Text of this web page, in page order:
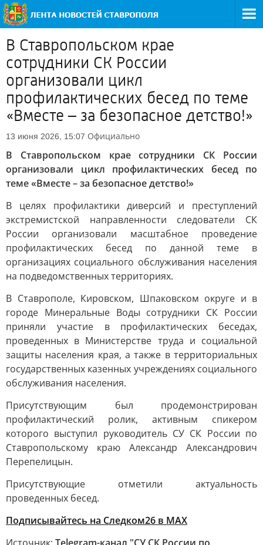
В Ставропольском крае
сотрудники СК России
организовали цикл
профилактических бесед по теме
«Вместе – за безопасное детство!»
13 июня 2026, 15:07 Официально
В Ставропольском крае сотрудники СК России
организовали цикл профилактических бесед по
теме «Вместе – за безопасное детство!»
В целях профилактики диверсий и преступлений
экстремистской направленности следователи СК
России организовали масштабное проведение
профилактических бесед по данной теме в
организациях социального обслуживания населения
на подведомственных территориях.
В Ставрополе, Кировском, Шпаковском округе и в
городе Минеральные Воды сотрудники СК России
приняли участие в профилактических беседах,
проведенных в Министерстве труда и социальной
защиты населения края, а также в территориальных
государственных казенных учреждениях социального
обслуживания населения.
Присутствующим был продемонстрирован
профилактический ролик, активным спикером
которого выступил руководитель СУ СК России по
Ставропольскому краю Александр Александрович
Перепелицын.
Присутствующие отметили актуальность
проведенных бесед.
Подписывайтесь на Следком26 в МАХ